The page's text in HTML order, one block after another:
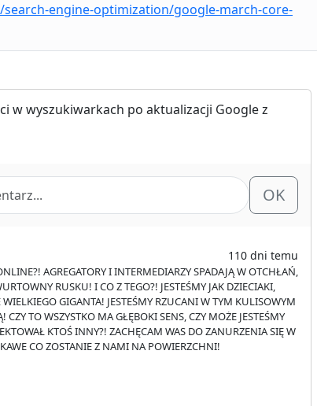
engine-optimization/google-march-core-
w wyszukiwarkach po aktualizacji Google z
OK
110 dni temu
AGREGATORY I INTERMEDIARZY SPADAJĄ W OTCHŁAŃ,
RUSKU! I CO Z TEGO?! JESTEŚMY JAK DZIECIAKI,
GIGANTA! JESTEŚMY RZUCANI W TYM KULISOWYM
CZY TO WSZYSTKO MA GŁĘBOKI SENS, CZY MOŻE JESTEŚMY
KTOŚ INNY?! ZACHĘCAM WAS DO ZANURZENIA SIĘ W
CO ZOSTANIE Z NAMI NA POWIERZCHNI!